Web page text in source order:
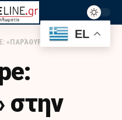
ΣΤΗΝ ΤΟΥΡΚΊΑ ΓΙΑ ΤΟΥΣ ΕΞΟΠΛΙΣΜΟΎΣ
στην
EL